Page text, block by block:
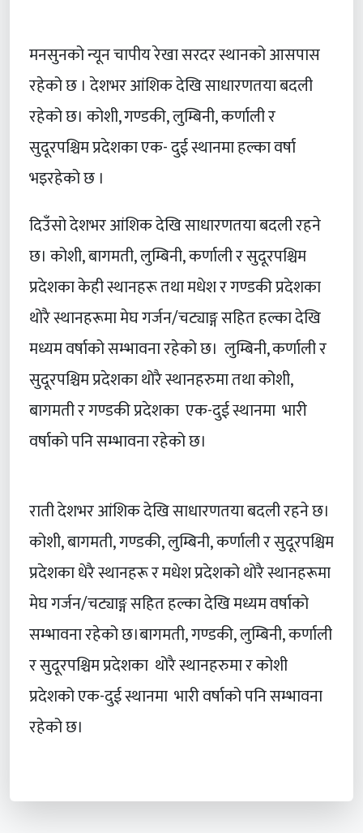
मनसुनको न्यून चापीय रेखा सरदर स्थानको आसपास
रहेको छ । देशभर आंशिक देखि साधारणतया बदली
रहेको छ। कोशी, गण्डकी, लुम्बिनी, कर्णाली र
सुदूरपश्चिम प्रदेशका एक- दुई स्थानमा हल्का वर्षा
भइरहेको छ ।
दिउँसो देशभर आंशिक देखि साधारणतया बदली रहने
छ। कोशी, बागमती, लुम्बिनी, कर्णाली र सुदूरपश्चिम
प्रदेशका केही स्थानहरू तथा मधेश र गण्डकी प्रदेशका
थोरै स्थानहरूमा मेघ गर्जन/चट्याङ्ग सहित हल्का देखि
मध्यम वर्षाको सम्भावना रहेको छ। लुम्बिनी, कर्णाली र
सुदूरपश्चिम प्रदेशका थोरै स्थानहरुमा तथा कोशी,
बागमती र गण्डकी प्रदेशका एक-दुई स्थानमा भारी
वर्षाको पनि सम्भावना रहेको छ।
रातीदेशभर आंशिक देखि साधारणतया बदली रहने छ।
कोशी, बागमती, गण्डकी, लुम्बिनी, कर्णाली र सुदूरपश्चिम
प्रदेशका धेरै स्थानहरू र मधेश प्रदेशको थोरै स्थानहरूमा
मेघ गर्जन/चट्याङ्ग सहित हल्का देखि मध्यम वर्षाको
सम्भावना रहेको छ।बागमती, गण्डकी, लुम्बिनी, कर्णाली
र सुदूरपश्चिम प्रदेशका थोरै स्थानहरुमा र कोशी
प्रदेशको एक-दुई स्थानमा भारी वर्षाको पनि सम्भावना
रहेको छ।